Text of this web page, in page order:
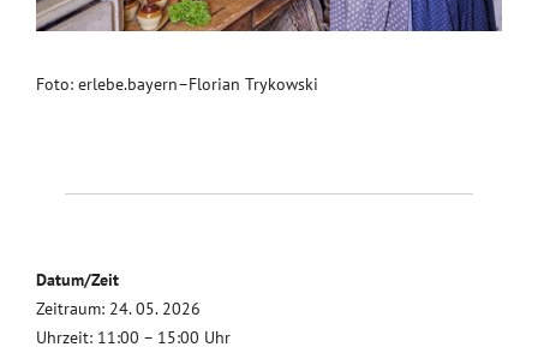
Foto: erlebe.bayern–Florian Trykowski
Datum/Zeit
Zeitraum: 24. 05. 2026
Uhrzeit: 11:00 – 15:00 Uhr